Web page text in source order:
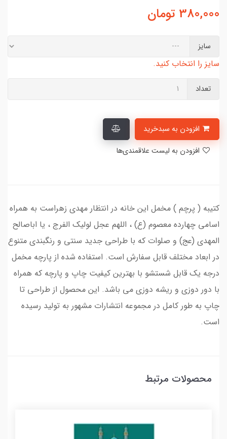
380,000 تومان
سایز
سایز را انتخاب کنید.
تعداد
کتیبه ( پرچم ) مخمل این خانه در انتظار مهدی زهراست به همراه
اسامی چهارده معصوم (ع) ، اللهم عجل لولیک الفرج ، یا اباصالح
المهدی (عج) و صلوات که با طراحی جدید سنتی و رنگبندی متنوع
در ابعاد مختلف قابل سفارش است. استفاده شده از پارچه مخمل
درجه یک قابل شستشو با بهترین کیفیت چاپ و پارچه که همراه
با دور دوزی و ریشه دوزی می باشد. این محصول از طراحی تا
چاپ به طور کامل در مجموعه انتشارات مشهور به تولید رسیده
است.
محصولات مرتبط